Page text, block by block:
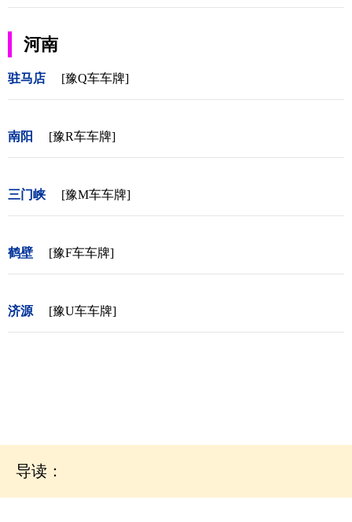
河南
驻马店 [豫Q车车牌]
南阳 [豫R车车牌]
三门峡 [豫M车车牌]
鹤壁 [豫F车车牌]
济源 [豫U车车牌]
导读：